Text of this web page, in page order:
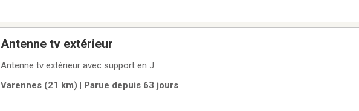
Antenne tv extérieur
Antenne tv extérieur avec support en J
Varennes (21 km) | Parue depuis 63 jours